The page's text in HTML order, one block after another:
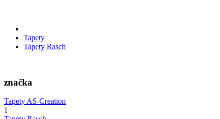
Tapety
Tapety Rasch
značka
Tapety AS-Creation
1